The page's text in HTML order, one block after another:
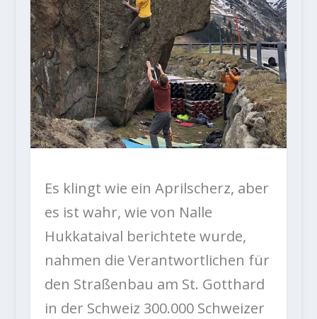
Es klingt wie ein Aprilscherz, aber
es ist wahr, wie von Nalle
Hukkataival berichtete wurde,
nahmen die Verantwortlichen für
den Straßenbau am St. Gotthard
in der Schweiz 300.000 Schweizer